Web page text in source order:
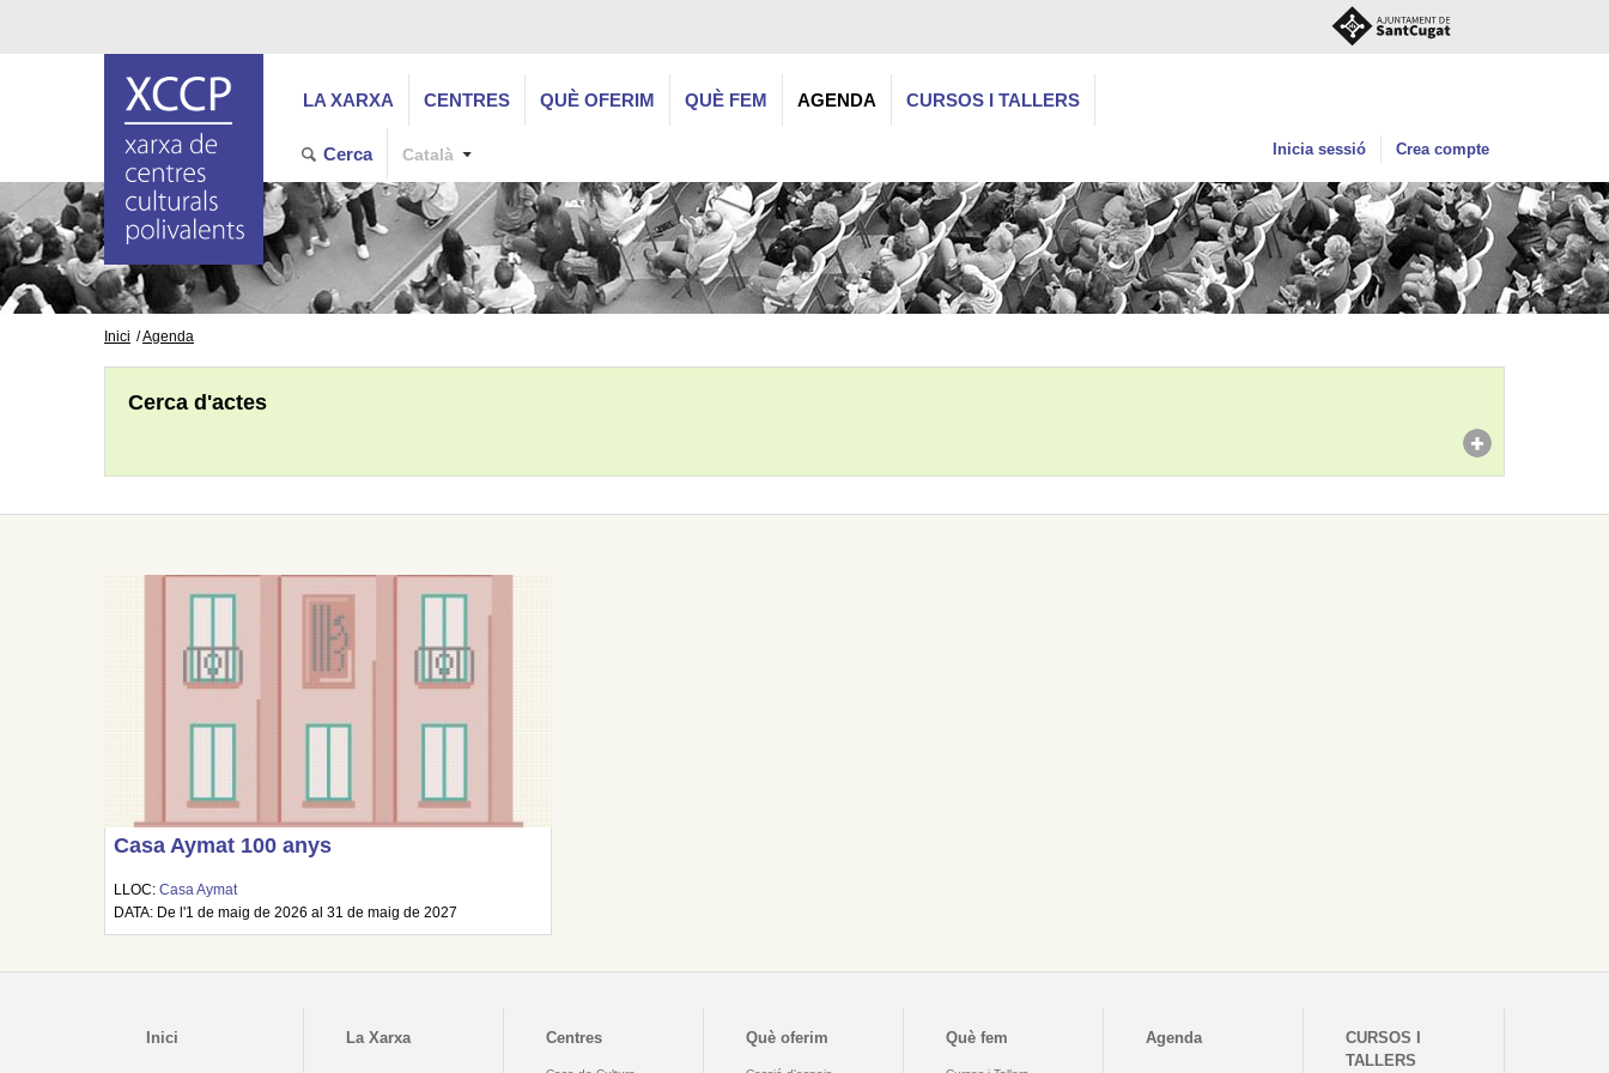
LA XARXA CENTRES QUÈ OFERIM QUÈ FEM AGENDA CURSOS I TALLERS
Cerca Català Inicia sessió Crea compte
Inici Agenda
Cerca d'actes
Casa Aymat 100 anys
LLOC:Casa Aymat
DATA: De l'1 de maig de 2026 al 31 de maig de 2027
Inici La Xarxa Centres Què oferim Què fem Agenda
CURSOS I
TALLERS